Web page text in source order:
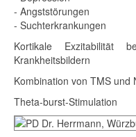
- Angststörungen
- Suchterkrankungen
Kortikale Exzitabilität
Krankheitsbildern
Kombination von TMS und
Theta-burst-Stimulation